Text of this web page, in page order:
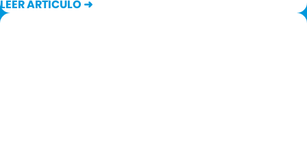
LEER ARTÍCULO ➜